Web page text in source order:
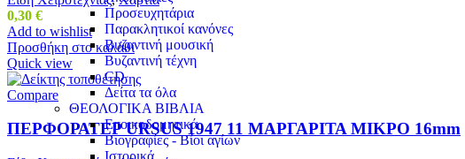
Προσευχητάρια
Παρακλητικοί κανόνες
Βυζαντινή μουσική
Βυζαντινή τέχνη
CD
Δείτα τα όλα
ΘΕΟΛΟΓΙΚΑ ΒΙΒΛΙΑ
Εποικοδομητικά
Βιογραφίες - Βίοι αγίων
Ιστορικά
0,30 €
Add to wishlist
Προσθήκη στο καλάθι
Quick view
Compare
ΠΕΡΦΟΡΑΤΕΡ URSUS 1947 11 ΜΑΡΓΑΡΙΤΑ ΜΙΚΡΟ 16mm